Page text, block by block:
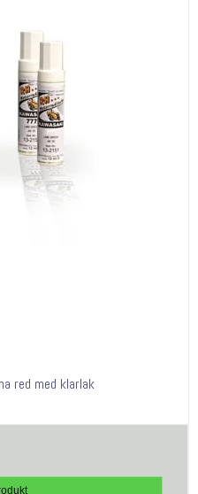
red med klarlak